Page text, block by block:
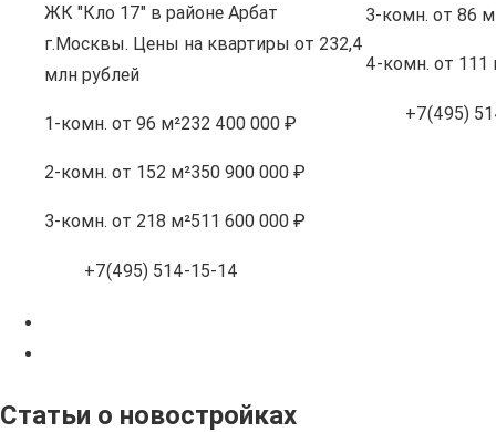
ЖК "Кло 17" в районе Арбат
г.Москвы. Цены на квартиры от 232,4
млн рублей
1-комн. от 96 м²232 400 000 ₽
2-комн. от 152 м²350 900 000 ₽
3-комн. от 218 м²511 600 000 ₽
+7(495) 514-15-14
3-комн. от 86
4-комн. от 111
+7(495)
Статьи о новостройках